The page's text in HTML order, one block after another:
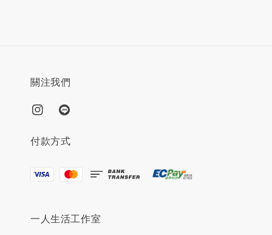
關注我們
付款方式
一人生活工作室